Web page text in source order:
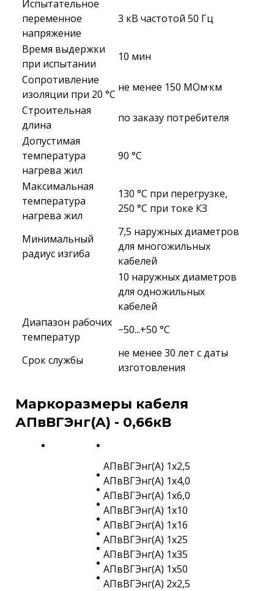
Испытательное
переменное
напряжение
3 кВ частотой 50 Гц
Время выдержки
при испытании
10 мин
Сопротивление
изоляции при 20 °С
не менее 150 МОм·км
Строительная
длина
по заказу потребителя
Допустимая
температура
нагрева жил
90 °C
Максимальная
температура
нагрева жил
130 °C при перегрузке,
250 °C при токе КЗ
Минимальный
радиус изгиба
7,5 наружных диаметров
для многожильных
кабелей
10 наружных диаметров
для одножильных
кабелей
Диапазон рабочих
температур
−50...+50 °C
Срок службы
не менее 30 лет с даты
изготовления
Маркоразмеры кабеля
АПвВГЭнг(A) - 0,66кВ
АПвВГЭнг(A) 1х2,5
АПвВГЭнг(A) 1х4,0
АПвВГЭнг(A) 1х6,0
АПвВГЭнг(A) 1х10
АПвВГЭнг(A) 1х16
АПвВГЭнг(A) 1х25
АПвВГЭнг(A) 1х35
АПвВГЭнг(A) 1х50
АПвВГЭнг(A) 2х2,5